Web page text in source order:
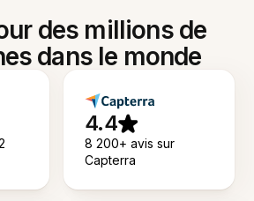
des millions de
dans le monde
4.4
8 200+ avis sur
Capterra